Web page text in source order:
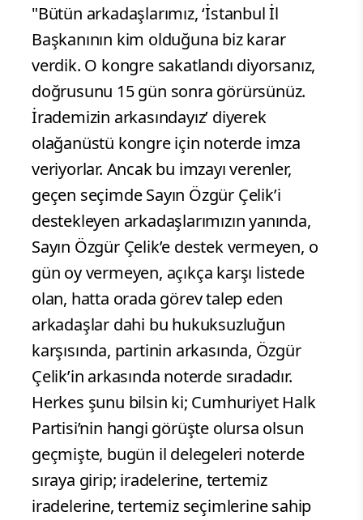
"Bütün arkadaşlarımız, ‘İstanbul İl
Başkanının kim olduğuna biz karar
verdik. O kongre sakatlandı diyorsanız,
doğrusunu 15 gün sonra görürsünüz.
İrademizin arkasındayız’ diyerek
olağanüstü kongre için noterde imza
veriyorlar. Ancak bu imzayı verenler,
geçen seçimde Sayın Özgür Çelik’i
destekleyen arkadaşlarımızın yanında,
Sayın Özgür Çelik’e destek vermeyen, o
gün oy vermeyen, açıkça karşı listede
olan, hatta orada görev talep eden
arkadaşlar dahi bu hukuksuzluğun
karşısında, partinin arkasında, Özgür
Çelik’in arkasında noterde sıradadır.
Herkes şunu bilsin ki; Cumhuriyet Halk
Partisi’nin hangi görüşte olursa olsun
geçmişte, bugün il delegeleri noterde
sıraya girip; iradelerine, tertemiz
iradelerine, tertemiz seçimlerine sahip